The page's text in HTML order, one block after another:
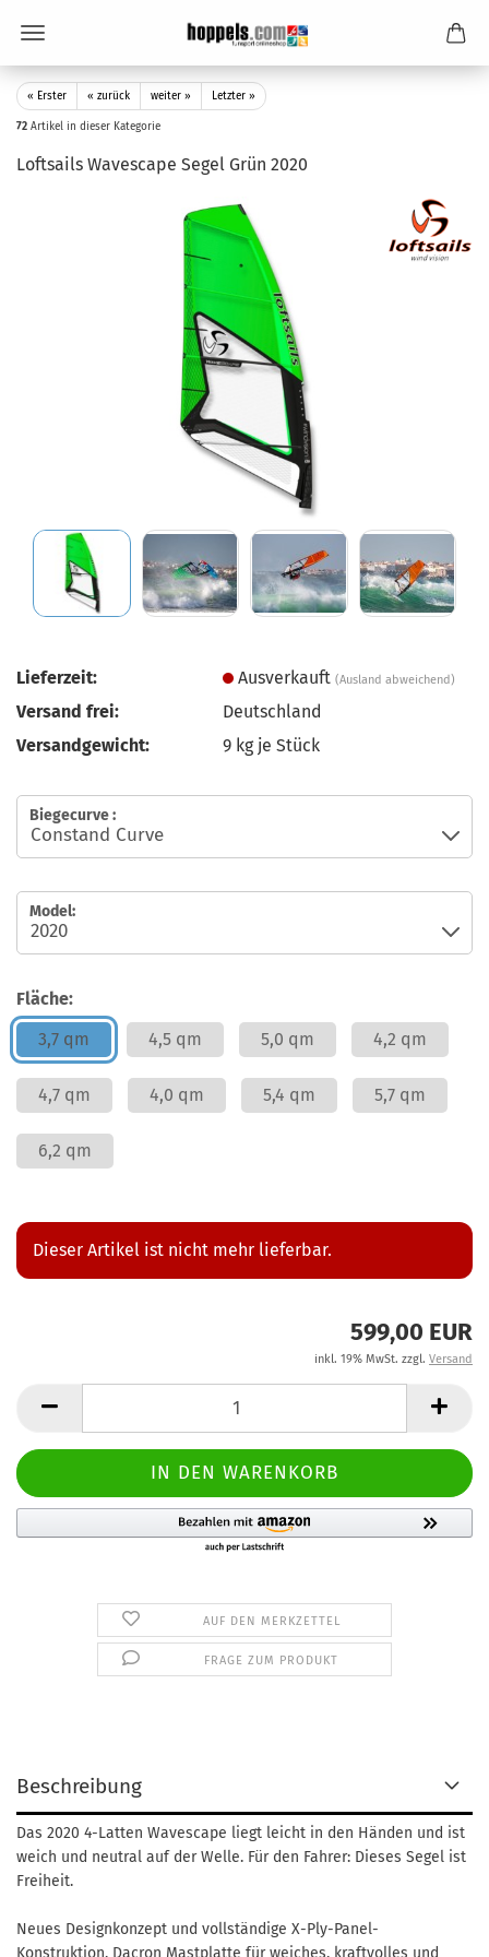
« Erster « zurück weiter » Letzter »
72 Artikel in dieser Kategorie
Loftsails Wavescape Segel Grün 2020
Lieferzeit: Ausverkauft(Ausland abweichend)
Versand frei:
Deutschland
Versandgewicht:
9 kg je Stück
Biegecurve :
Model:
Fläche:
3,7 qm
4,5 qm 5,0 qm 4,2 qm
4,7 qm 4,0 qm 5,4 qm 5,7 qm
6,2 qm
Dieser Artikel ist nicht mehr lieferbar.
599,00 EUR
inkl. 19% MwSt. zzgl. Versand
AUF DEN MERKZETTEL
FRAGE ZUM PRODUKT
Beschreibung
Das 2020 4-Latten Wavescape liegt leicht in den Händen und ist
weich und neutral auf der Welle. Für den Fahrer: Dieses Segel ist
Freiheit.
Neues Designkonzept und vollständige X-Ply-Panel-
Konstruktion. Dacron Mastplatte für weiches, kraftvolles und